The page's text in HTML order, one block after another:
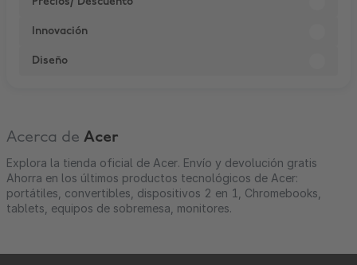
Innovación
Diseño
Acerca de Acer
Explora la tienda oficial de Acer. Envío y devolución gratis
Ahorra en los últimos productos tecnológicos de Acer:
portátiles, convertibles, dispositivos 2 en 1, Chromebooks,
tablets, equipos de sobremesa, monitores.